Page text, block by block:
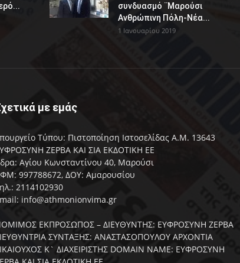
συνδυασμό ¨Μαρούσι
Ανθρώπινη Πόλη-Νέα...
1 Ιανουαρίου 2019
με εμάς
Τύπου: Πιστοποίηση Ιστοσελίδας Α.Μ. 13643
ΖΕΡΒΑ ΚΑΙ ΣΙΑ ΕΚΔΟΤΙΚΗ ΕΕ
Αγίου Κωνσταντίνου 40, Μαρούσι
997788672, ΔΟΥ: Αμαρουσίου
2114102930
info@athmonionvima.gr
ΕΚΠΡΟΣΩΠΟΣ – ΔΙΕΥΘΥΝΤΗΣ: ΕΥΦΡΟΣΥΝΗ ΖΕΡΒΑ
ΣΥΝΤΑΞΗΣ: ΑΝΑΣΤΑΣΟΠΟΥΛΟΥ ΑΡΧΟΝΤΙΑ
Κ` ΔΙΑΧΕΙΡΙΣΤΗΣ DOMAIN NAME: ΕΥΦΡΟΣΥΝΗ